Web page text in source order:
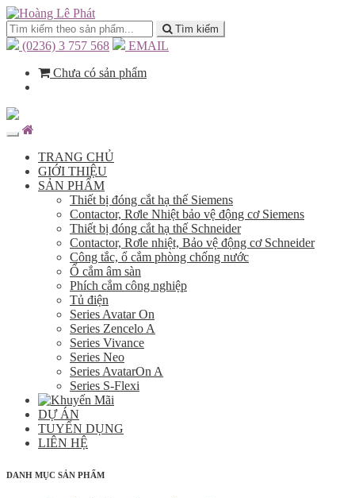
Tìm kiếm
(0236) 3 757 568
EMAIL
Chưa có sản phẩm
TRANG CHỦ
GIỚI THIỆU
SẢN PHẨM
Thiết bị đóng cắt hạ thế Siemens
Contactor, Rơle Nhiệt bảo vệ động cơ Siemens
Thiết bị đóng cắt hạ thế Schneider
Contactor, Rơle nhiệt, Bảo vệ động cơ Schneider
Công tắc, ổ cắm phòng chống nước
Ổ cắm âm sàn
Phích cắm công nghiệp
Tủ điện
Series Avatar On
Series Zencelo A
Series Vivance
Series Neo
Series AvatarOn A
Series S-Flexi
DỰ ÁN
TUYỂN DỤNG
LIÊN HỆ
DANH MỤC SẢN PHẨM